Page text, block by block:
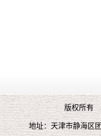
版权所有
地址：天津市静海区